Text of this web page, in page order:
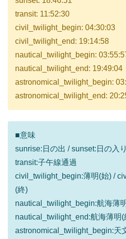
transit: 11:52:30
civil_twilight_begin: 04:30:03
civil_twilight_end: 19:14:58
nautical_twilight_begin:
nautical_twilight_end: 19:49:04
astronomical_twilight_begin:
astronomical_twilight_end:
■意味
sunrise:日の出 / sunset:日の入り
transit:子午線通過
civil_twilight_begin:薄明(始) /
(終)
nautical_twilight_begin:航海薄
nautical_twilight_end:航海薄明(
astronomical_twilight_begin:天